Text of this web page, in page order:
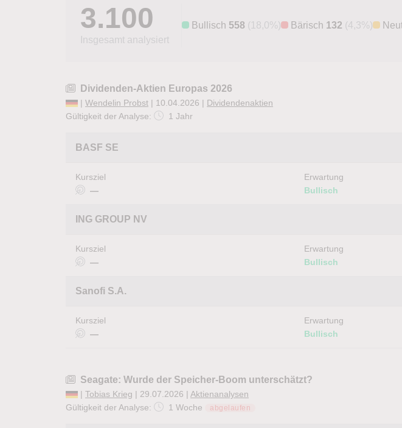
3.100
Insgesamt analysiert
Bullisch 558 (18,0%) Bärisch 132 (4,3%)
Dividenden-Aktien Europas 2026
| Wendelin Probst | 10.04.2026 | Dividendenaktien
Gültigkeit der Analyse:
1 Jahr
BASF SE
Kursziel
—
Erwartung
Bullisch
ING GROUP NV
Kursziel
—
Erwartung
Bullisch
Sanofi S.A.
Kursziel
—
Erwartung
Bullisch
Seagate: Wurde der Speicher-Boom unterschätzt?
| Tobias Krieg | 29.07.2026 | Aktienanalysen
Gültigkeit der Analyse:
1 Woche abgelaufen